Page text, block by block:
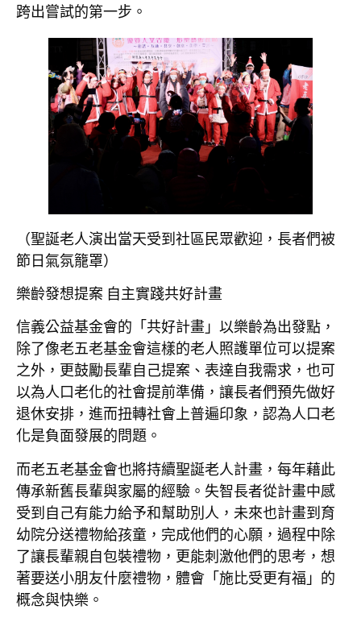
跨出嘗試的第一步。
（聖誕老人演出當天受到社區民眾歡迎，長者們被
節日氣氛籠罩）
樂齡發想提案 自主實踐共好計畫
信義公益基金會的「共好計畫」以樂齡為出發點，
除了像老五老基金會這樣的老人照護單位可以提案
之外，更鼓勵長輩自己提案、表達自我需求，也可
以為人口老化的社會提前準備，讓長者們預先做好
退休安排，進而扭轉社會上普遍印象，認為人口老
化是負面發展的問題。
而老五老基金會也將持續聖誕老人計畫，每年藉此
傳承新舊長輩與家屬的經驗。失智長者從計畫中感
受到自己有能力給予和幫助別人，未來也計畫到育
幼院分送禮物給孩童，完成他們的心願，過程中除
了讓長輩親自包裝禮物，更能刺激他們的思考，想
著要送小朋友什麼禮物，體會「施比受更有福」的
概念與快樂。